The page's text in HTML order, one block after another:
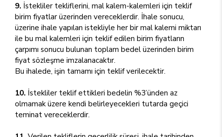
9. İstekliler tekliflerini, mal kalem-kalemleri için teklif
birim fiyatlar üzerinden vereceklerdir. İhale sonucu,
üzerine ihale yapılan istekliyle her bir mal kalemi miktarı
ile bu mal kalemleri için teklif edilen birim fiyatların
çarpımı sonucu bulunan toplam bedel üzerinden birim
fiyat sözleşme imzalanacaktır.
Bu ihalede, işin tamamı için teklif verilecektir.
10. İstekliler teklif ettikleri bedelin %3’ünden az
olmamak üzere kendi belirleyecekleri tutarda geçici
teminat vereceklerdir.